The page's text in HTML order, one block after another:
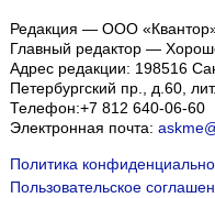
Редакция — ООО
Главный редактор —
Адрес редакции: 198516
Петербургский пр., д.60,
Телефон:+7 812 640-06-60
Электронная почта:
Политика
Пользовательское